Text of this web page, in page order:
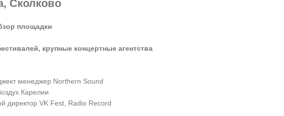
Сколково
площадки
крупные концертные агентства
менеджер Northern Sound
Карелии
VK Fest, Radio Record